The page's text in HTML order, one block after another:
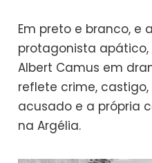
Em preto e branco, e
protagonista apático,
Albert Camus em
reflete crime,
acusado e a própria
na Argélia.